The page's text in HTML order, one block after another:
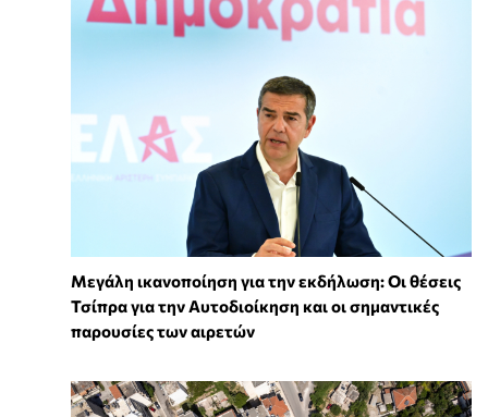
Μεγάλη ικανοποίηση για την εκδήλωση: Οι θέσεις
Τσίπρα για την Αυτοδιοίκηση και οι σημαντικές
παρουσίες των αιρετών